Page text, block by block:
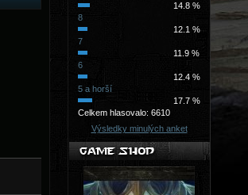
14.8 %
8
12.1 %
7
11.9 %
6
12.4 %
5 a horší
17.7 %
Celkem hlasovalo: 6610
Výsledky minulých anket